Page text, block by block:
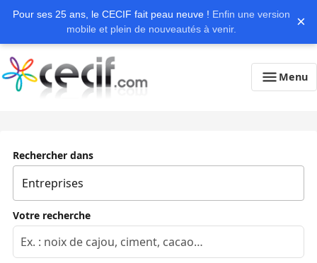
Pour ses 25 ans, le CECIF fait peau neuve ! Enfin une version
mobile et plein de nouveautés à venir.
×
Menu
Rechercher dans
Votre recherche